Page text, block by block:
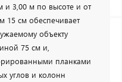
и 3,00 м по высоте и от
15 см обеспечивает
объекту
75 см и,
планками
углов и колонн